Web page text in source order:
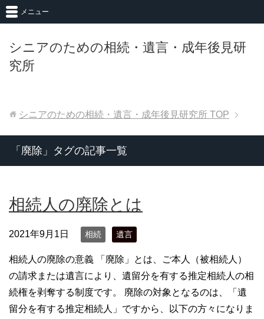
シニアのための相続・遺言・成年後見研
究所
メニュー
シニアのための相続・遺言・成年後見研究所 TOP
「廃除」タグの記事一覧
相続人の廃除とは
2021年9月1日 相続 遺言
相続人の廃除の意義 「廃除」とは、ご本人（被相続人）
の請求または遺言により、遺留分を有する推定相続人の相
続権を剥奪する制度です。 廃除の対象となるのは、「遺
留分を有する推定相続人」ですから、以下の方々になりま